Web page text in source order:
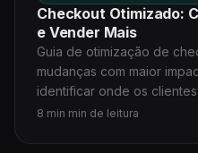
Checkout Otimizado:
e Vender Mais
Guia de otimização de
mudanças com maior
identificar onde os
8 min min de leitura